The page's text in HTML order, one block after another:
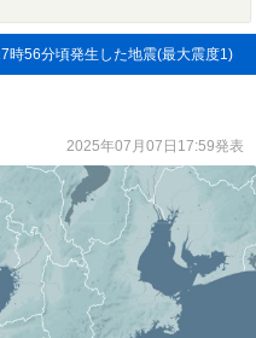
時56分頃発生した地震(最大震度1)
2025年07月07日17:59発表